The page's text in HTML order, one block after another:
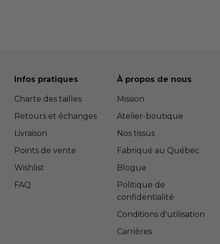
Infos pratiques
Charte des tailles
Retours et échanges
Livraison
Points de vente
Wishlist
FAQ
À propos de nous
Mission
Atelier-boutique
Nos tissus
Fabriqué au Québec
Blogue
Politique de
confidentialité
Conditions d'utilisation
Carrières